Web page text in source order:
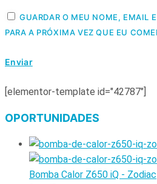
GUARDAR O MEU NOME, EMAIL
PARA A PRÓXIMA VEZ QUE EU
[elementor-template id="42787"]
OPORTUNIDADES
Bomba Calor Z650 iQ - Zodiac